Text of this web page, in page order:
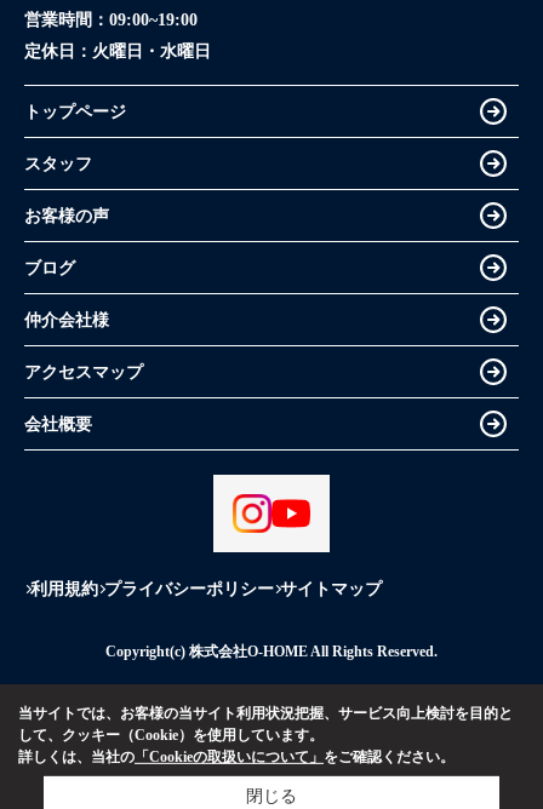
営業時間： 09:00~19:00
定休日： 火曜日・水曜日
トップページ
スタッフ
お客様の声
ブログ
仲介会社様
アクセスマップ
会社概要
利用規約 プライバシーポリシー サイトマップ
Copyright(c) 株式会社O-HOME All Rights Reserved.
当サイトでは、お客様の当サイト利用状況把握、サービス向上検討を目的と
して、クッキー（Cookie）を使用しています。
詳しくは、当社の 「Cookieの取扱いについて」 をご確認ください。
閉じる